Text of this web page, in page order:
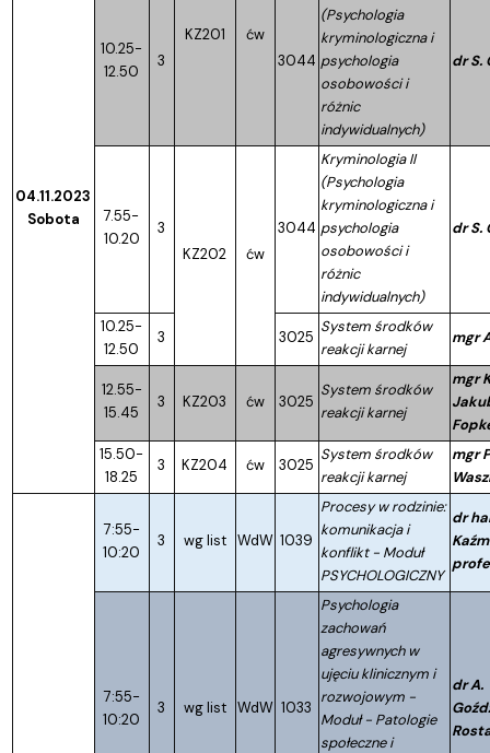
04.11.2023
Sobota
KZ201 ćw
10.25-
12.50
3 3044
(Psychologia
kryminologiczna i
psychologia
osobowości i
różnic
indywidualnych)
dr S.
7.55-
10.20
3
KZ202
ćw
3044
Kryminologia II
(Psychologia
kryminologiczna i
psychologia
osobowości i
różnic
indywidualnych)
dr S.
10.25-
12.50
3 3025
System środków
reakcji karnej
mgr
12.55-
15.45
3 KZ203 ćw 3025
System środków
reakcji karnej
mgr
15.50-
18.25
3 KZ204 ćw 3025
System środków
reakcji karnej
mgr
7:55-
10:20
3 wg list WdW 1039
Procesy w rodzinie:
komunikacja i
konflikt - Moduł
PSYCHOLOGICZNY
dr
7:55-
10:20
3 wg list WdW 1033
Psychologia
zachowań
agresywnych w
ujęciu klinicznym i
rozwojowym -
Moduł - Patologie
społeczne i
dr A.